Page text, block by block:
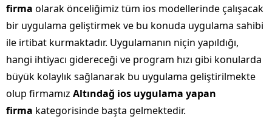
firma olarak önceliğimiz tüm ios modellerinde çalışacak
bir uygulama geliştirmek ve bu konuda uygulama sahibi
ile irtibat kurmaktadır. Uygulamanın niçin yapıldığı,
hangi ihtiyacı gidereceği ve program hızı gibi konularda
büyük kolaylık sağlanarak bu uygulama geliştirilmekte
olup firmamız Altındağ ios uygulama yapan
firma kategorisinde başta gelmektedir.